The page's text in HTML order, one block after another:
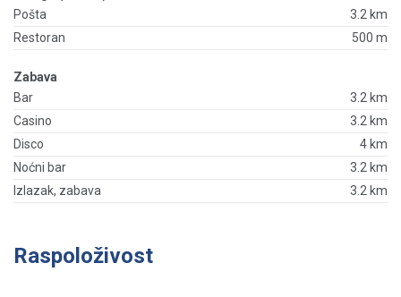
Pošta
3.2 km
Restoran
500 m
Zabava
Bar
3.2 km
Casino
3.2 km
Disco
4 km
Noćni bar
3.2 km
Izlazak, zabava
3.2 km
Raspoloživost